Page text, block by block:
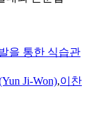
을 통한 식습관
Ji-Won),이찬